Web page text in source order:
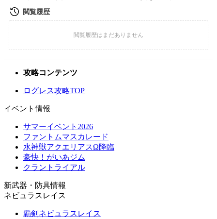
攻略コンテンツ
ログレス攻略TOP
イベント情報
サマーイベント2026
ファントムマスカレード
水神獣アクエリアスΩ降臨
豪快！がいあジム
クラントライアル
新武器・防具情報
ネビュラスレイス
覇剣ネビュラスレイス